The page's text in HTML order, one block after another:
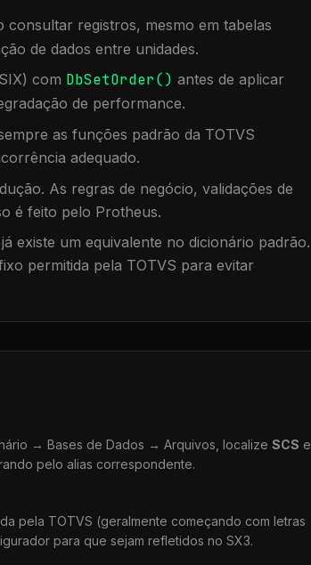
consultar registros, mesmo em tabelas
de dados entre unidades.
com DbSetOrder() antes de aplicar
de performance.
as funções padrão da TOTVS
adequado.
As regras de negócio, validações de
é feito pelo Protheus.
existe um equivalente no dicionário padrão.
permitida pela TOTVS para evitar
→ Bases de Dados → Arquivos, localize SCS e
pelo alias correspondente.
pela TOTVS (geralmente começando com letras
para que sejam refletidos no SX3.